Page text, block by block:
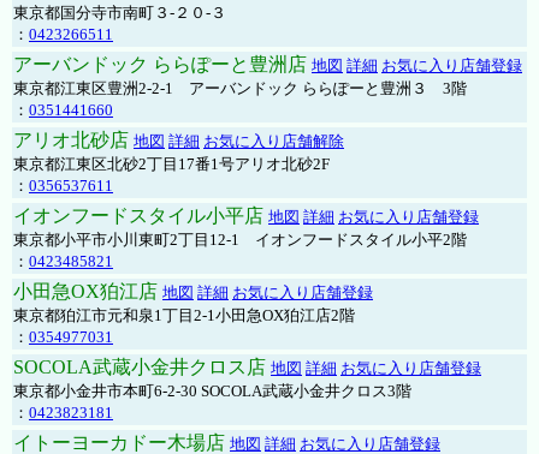
東京都国分寺市南町３-２０-３
： 0423266511
アーバンドック ららぽーと豊洲店 地図 詳細 お気に入り店舗登録
東京都江東区豊洲2-2-1 アーバンドック ららぽーと豊洲３ 3階
： 0351441660
アリオ北砂店 地図 詳細 お気に入り店舗解除
東京都江東区北砂2丁目17番1号アリオ北砂2F
： 0356537611
イオンフードスタイル小平店 地図 詳細 お気に入り店舗登録
東京都小平市小川東町2丁目12-1 イオンフードスタイル小平2階
： 0423485821
小田急OX狛江店 地図 詳細 お気に入り店舗登録
東京都狛江市元和泉1丁目2-1小田急OX狛江店2階
： 0354977031
SOCOLA武蔵小金井クロス店 地図 詳細 お気に入り店舗登録
東京都小金井市本町6-2-30 SOCOLA武蔵小金井クロス3階
： 0423823181
イトーヨーカドー木場店 地図 詳細 お気に入り店舗登録